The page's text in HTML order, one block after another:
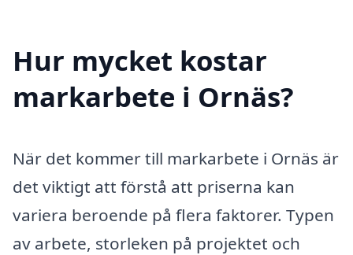
Hur mycket kostar
markarbete i Ornäs?
När det kommer till markarbete i Ornäs är
det viktigt att förstå att priserna kan
variera beroende på flera faktorer. Typen
av arbete, storleken på projektet och